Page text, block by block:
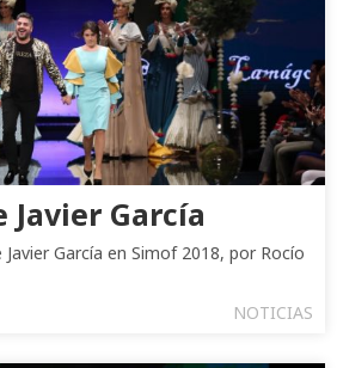
Javier García
García en Simof 2018, por Rocío
NOTICIAS